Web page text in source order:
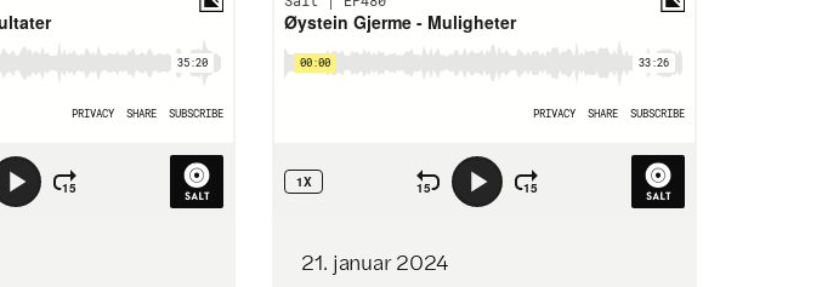
21. januar2024